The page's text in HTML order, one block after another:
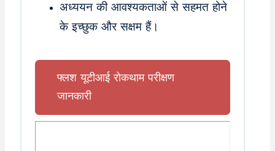
अध्ययन की आवश्यकताओं से सहमत होने
के इच्छुक और सक्षम हैं।
फ्लश यूटीआई रोकथाम परीक्षण
जानकारी